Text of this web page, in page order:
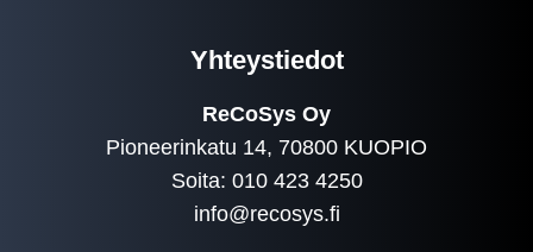
Yhteystiedot
ReCoSys Oy
Pioneerinkatu 14, 70800 KUOPIO
Soita: 010 423 4250
info@recosys.fi